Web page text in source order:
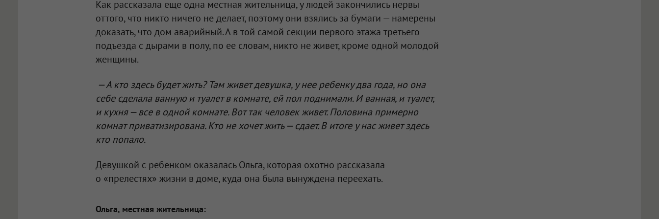
Как рассказала еще одна местная жительница, у людей закончились нервы
оттого, что никто ничего не делает, поэтому они взялись за бумаги — намерены
доказать, что дом аварийный. А в той самой секции первого этажа третьего
подъезда с дырами в полу, по ее словам, никто не живет, кроме одной молодой
женщины.
— А кто здесь будет жить? Там живет девушка, у нее ребенку два года, но она
себе сделала ванную и туалет в комнате, ей пол поднимали. И ванная, и туалет,
и кухня — все в одной комнате. Вот так человек живет. Половина примерно
комнат приватизирована. Кто не хочет жить — сдает. В итоге у нас живет здесь
кто попало.
Девушкой с ребенком оказалась Ольга, которая охотно рассказала
о «прелестях» жизни в доме, куда она была вынуждена переехать.
Ольга, местная жительница: